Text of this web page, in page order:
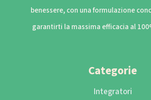
benessere, con una formulazione
garantirti la massima efficacia al
Categorie
Integratori